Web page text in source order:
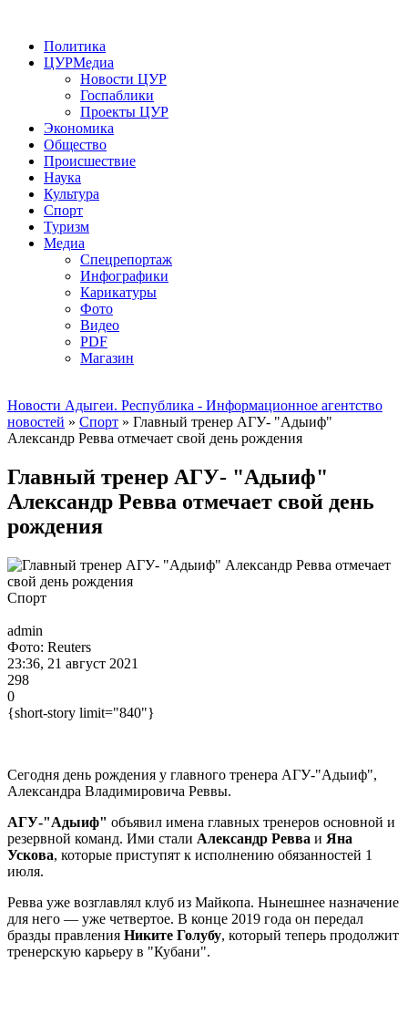
Политика
ЦУРМедиа
Новости ЦУР
Госпаблики
Проекты ЦУР
Экономика
Общество
Происшествие
Наука
Культура
Спорт
Туризм
Медиа
Спецрепортаж
Инфографики
Карикатуры
Фото
Видео
PDF
Магазин
Новости Адыгеи. Республика - Информационное агентство
новостей » Спорт » Главный тренер АГУ- "Адыиф"
Александр Ревва отмечает свой день рождения
Главный тренер АГУ- "Адыиф"
Александр Ревва отмечает свой день
рождения
Спорт
admin
Фото: Reuters
23:36, 21 август 2021
298
0
{short-story limit="840"}
Сегодня день рождения у главного тренера АГУ-"Адыиф",
Александра Владимировича Реввы.
АГУ-"Адыиф" объявил имена главных тренеров основной и
резервной команд. Ими стали Александр Ревва и Яна
Ускова, которые приступят к исполнению обязанностей 1
июля.
Ревва уже возглавлял клуб из Майкопа. Нынешнее назначение
для него — уже четвертое. В конце 2019 года он передал
бразды правления Никите Голубу, который теперь продолжит
тренерскую карьеру в "Кубани".